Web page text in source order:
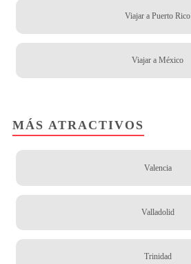
Viajar a Puerto Rico
Viajar a México
MÁS ATRACTIVOS
Valencia
Valladolid
Trinidad